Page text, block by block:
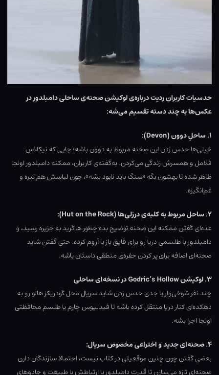
حدسیات کاربران ردیت درباره‌ی لوکیشن صحنه‌ی ساحلی دامبلدور در
عکس‌ها به چند دسته تقسیم می‌شه:
۱. ساحلِ دوون (Devon):
خیلی‌ها حدس زدن این صحنه مربوط به دوون باشه؛ جایی که نیکلاس
فلامل و همسرش زندگی می‌کردن. به‌گفته‌ی کاربران، ممکنه دامبلدور اونجا
ظاهر شده تا بهشون بگه «سنگ باید نابود بشه»، چون لباسش هم تیره و
غم‌انگیزه.
۲. ساحل مربوط به کلبه‌ی درزلی‌ها (Hut on the Rock):
عده‌ای گفتن ممکنه این صحنه توضیح بده چطور هاگرید به جزیره رسید، و
دامبلدور با طلسمی دریا رو برای قایق باز یا آروم کرده. حتی گفتن شاید
صحنه‌ای اضافه برای پر کردن حفره‌ی منطقی داستان باشه.
۳. لوکیشن Godric’s Hollow در نسخه‌ای ساحلی
چند نفر شوخی‌وار یا جدی حدس زدن شاید سریال محل گودریکز هالو رو به
دهکده‌ای کنار دریا منتقل کرده باشه تا فیدلیوس چارم یا طلسم محافظتی
اونجا اجرا بشه.
۴. صحنه‌ای جدید و اختراعی مخصوص سریال:
بعضی گفتن چون چنین موقعیتی در کتاب نیست، احتمالا سازندگان دارن
صحنه‌ای تازه می‌سازن تا قدرت دامبلدور یا ارتباطش با طبیعت و جادوهای